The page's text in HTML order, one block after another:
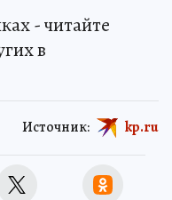
- читайте
в
Источник: kp.ru